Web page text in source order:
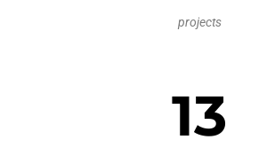
projects
13